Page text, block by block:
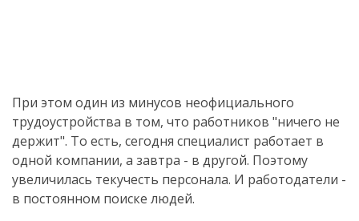
При этом один из минусов неофициального
трудоустройства в том, что работников "ничего не
держит". То есть, сегодня специалист работает в
одной компании, а завтра - в другой. Поэтому
увеличилась текучесть персонала. И работодатели -
в постоянном поиске людей.